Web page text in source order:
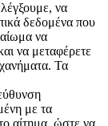
να
δεδομένα που
να
να μεταφέρετε
Τα
με τα